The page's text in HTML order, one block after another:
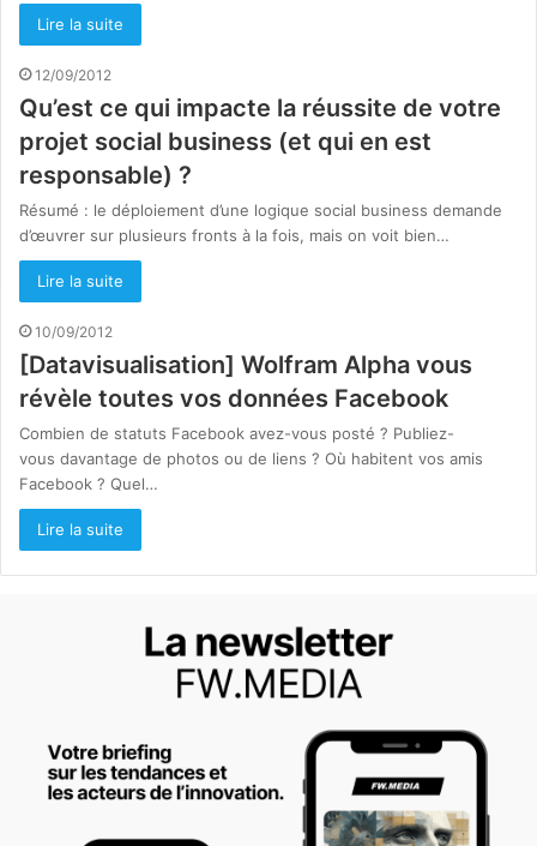
Lire la suite
12/09/2012
Qu’est ce qui impacte la réussite de votre
projet social business (et qui en est
responsable) ?
Résumé : le déploiement d’une logique social business demande
d’œuvrer sur plusieurs fronts à la fois, mais on voit bien…
Lire la suite
10/09/2012
[Datavisualisation] Wolfram Alpha vous
révèle toutes vos données Facebook
Combien de statuts Facebook avez-vous posté ? Publiez-
vous davantage de photos ou de liens ? Où habitent vos amis
Facebook ? Quel…
Lire la suite